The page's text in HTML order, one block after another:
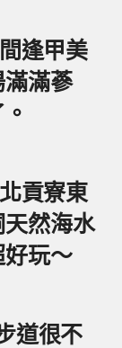
逢甲美
滿滿蔘
貢寮東
然海水
好玩～
道很不